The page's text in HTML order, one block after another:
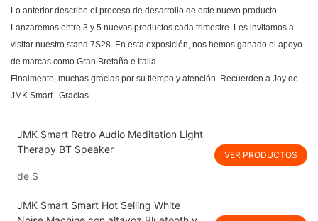
Lo anterior describe el proceso de desarrollo de este nuevo producto.
Lanzaremos entre 3 y 5 nuevos productos cada trimestre. Les invitamos a
visitar nuestro stand 7S28. En esta exposición, nos hemos ganado el apoyo
de marcas como Gran Bretaña e Italia.
Finalmente, muchas gracias por su tiempo y atención. Recuerden a Joy de
JMK Smart. Gracias.
JMK Smart Retro Audio Meditation Light
Therapy BT Speaker
de $
VER PRODUCTOS
JMK Smart Smart Hot Selling White